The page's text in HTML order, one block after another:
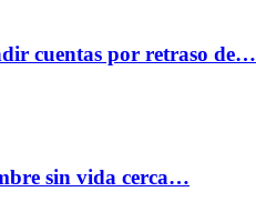
cuentas por retraso de…
sin vida cerca…